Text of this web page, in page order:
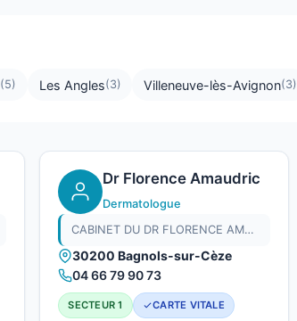
(5) Les Angles(3) Villeneuve-lès-Avignon(3)
Dr Florence Amaudric
Dermatologue
CABINET DU DR FLORENCE AMAUDRIC
30200 Bagnols-sur-Cèze
04 66 79 90 73
SECTEUR 1 CARTE VITALE